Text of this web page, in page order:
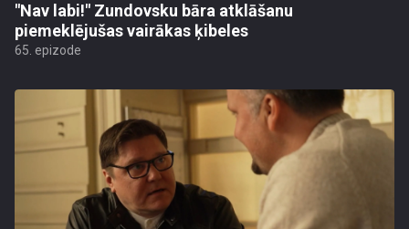
"Nav labi!" Zundovsku bāra atklāšanu
piemeklējušas vairākas ķibeles
65. epizode